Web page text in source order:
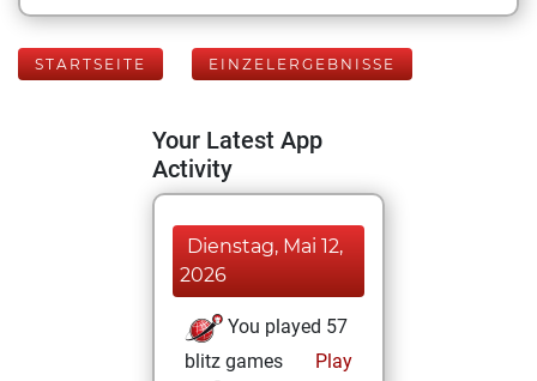
STARTSEITE EINZELERGEBNISSE
Your Latest App
Activity
Dienstag, Mai 12,
2026
You played 57
blitz games
Play